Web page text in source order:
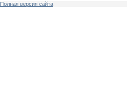
Полная версия сайта